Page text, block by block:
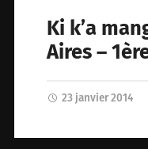
Ki k’a
Aires –
23 janvier 2014